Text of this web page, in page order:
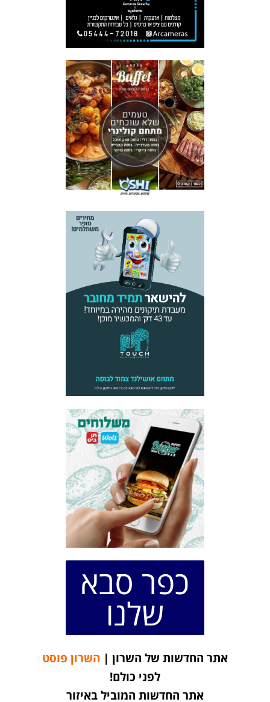
כפר סבא
שלנו
אתר החדשות של השרון | השרון פוסט
לפני כולם!
אתר החדשות המוביל באיזור